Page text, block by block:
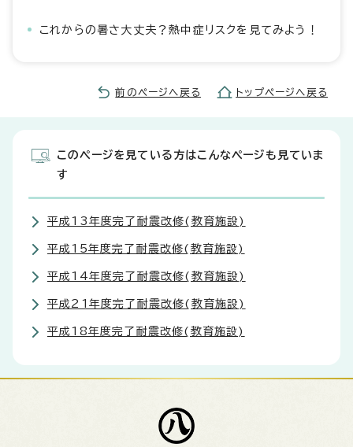
これからの暑さ大丈夫？熱中症リスクを見てみよう！
前のページへ戻る トップページへ戻る
このページを見ている方はこんなページも見ていま
す
平成13年度完了耐震改修(教育施設)
平成15年度完了耐震改修(教育施設)
平成14年度完了耐震改修(教育施設)
平成21年度完了耐震改修(教育施設)
平成18年度完了耐震改修(教育施設)